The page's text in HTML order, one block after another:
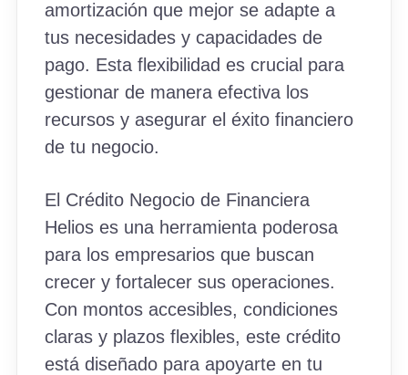
amortización que mejor se adapte a
tus necesidades y capacidades de
pago. Esta flexibilidad es crucial para
gestionar de manera efectiva los
recursos y asegurar el éxito financiero
de tu negocio.
El Crédito Negocio de Financiera
Helios es una herramienta poderosa
para los empresarios que buscan
crecer y fortalecer sus operaciones.
Con montos accesibles, condiciones
claras y plazos flexibles, este crédito
está diseñado para apoyarte en tu